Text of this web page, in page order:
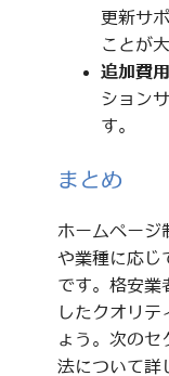
更新サ
ことが
追加費
ション
す。
まとめ
ホームページ
や業種に応じ
です。格安業
したクオリテ
ょう。次のセ
法について詳